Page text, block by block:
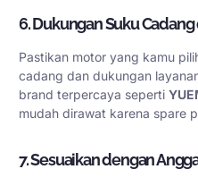
6. Dukungan Suku
Pastikan motor yang kamu
cadang dan dukungan
brand terpercaya seperti
mudah dirawat karena spare
7. Sesuaikan dengan